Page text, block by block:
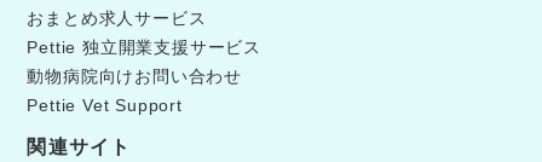
おまとめ求人サービス
Pettie 独立開業支援サービス
動物病院向けお問い合わせ
Pettie Vet Support
関連サイト